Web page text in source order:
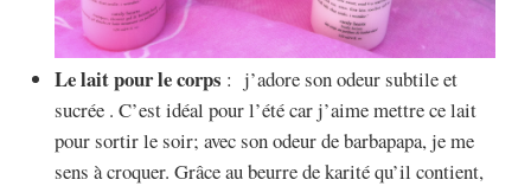
Le lait pour le corps : j’adore son odeur subtile et
sucrée . C’est idéal pour l’été car j’aime mettre ce lait
pour sortir le soir; avec son odeur de barbapapa, je me
sens à croquer. Grâce au beurre de karité qu’il contient,